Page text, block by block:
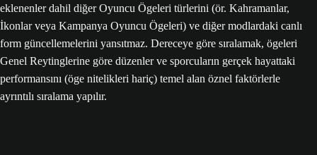
eklenenler dahil diğer Oyuncu Ögeleri türlerini (ör. Kahramanlar,
İkonlar veya Kampanya Oyuncu Ögeleri) ve diğer modlardaki canlı
form güncellemelerini yansıtmaz. Dereceye göre sıralamak, ögeleri
Genel Reytinglerine göre düzenler ve sporcuların gerçek hayattaki
performansını (öge nitelikleri hariç) temel alan öznel faktörlerle
ayrıntılı sıralama yapılır.